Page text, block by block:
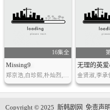
16集全
Missing9
郑京浩,白珍熙,朴灿烈,李善彬,金相浩
无理的英
Copyright © 2025 新韩剧网 免责声